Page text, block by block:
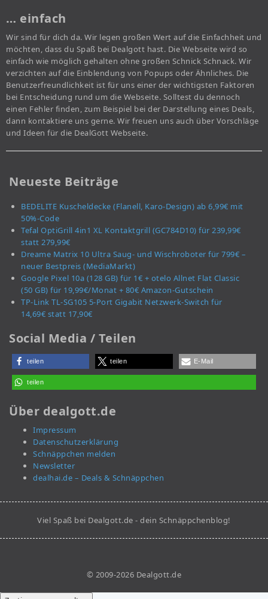
… einfach
Wir sind für dich da. Wir legen großen Wert auf die Einfachheit und
möchten, dass du Spaß bei Dealgott hast. Die Webseite wird so
einfach wie möglich gehalten ohne großen Schnick Schnack. Wir
verzichten auf die Einblendung von Popups oder Ähnliches. Die
Benutzerfreundlichkeit ist für uns einer der wichtigsten Faktoren
bei Entscheidung rund um die Webseite. Solltest du dennoch
einen Fehler finden, zum Beispiel bei der Darstellung eines Deals,
dann kontaktiere uns gerne. Wir freuen uns auch über Vorschläge
und Ideen für die DealGott Webseite.
Neueste Beiträge
BEDELITE Kuscheldecke (Flanell, Karo-Design) ab 6,99€ mit
50%-Code
Tefal OptiGrill 4in1 XL Kontaktgrill (GC784D10) für 239,99€
statt 279,99€
Dreame Matrix 10 Ultra Saug- und Wischroboter für 799€ –
neuer Bestpreis (MediaMarkt)
Google Pixel 10a (128 GB) für 1€ + otelo Allnet Flat Classic
(50 GB) für 19,99€/Monat + 80€ Amazon-Gutschein
TP-Link TL-SG105 5-Port Gigabit Netzwerk-Switch für
14,69€ statt 17,90€
Social Media / Teilen
teilen teilen E-Mail
teilen
Über dealgott.de
Impressum
Datenschutzerklärung
Schnäppchen melden
Newsletter
dealhai.de – Deals & Schnäppchen
Viel Spaß bei Dealgott.de - dein Schnäppchenblog!
© 2009-2026 Dealgott.de